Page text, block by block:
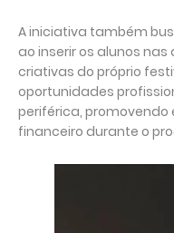
A iniciativa também
ao inserir os alunos
criativas do próprio
oportunidades
periférica, promovendo
financeiro durante o